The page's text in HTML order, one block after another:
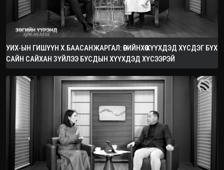
УИХ-ЫН ГИШҮҮН Х.БААСАНЖАРГАЛ: ӨӨРИЙНХӨӨ ХҮҮХДЭД ХҮСДЭГ БҮХ
САЙН САЙХАН ЗҮЙЛЭЭ БУСДЫН ХҮҮХДЭД ХҮСЭЭРЭЙ